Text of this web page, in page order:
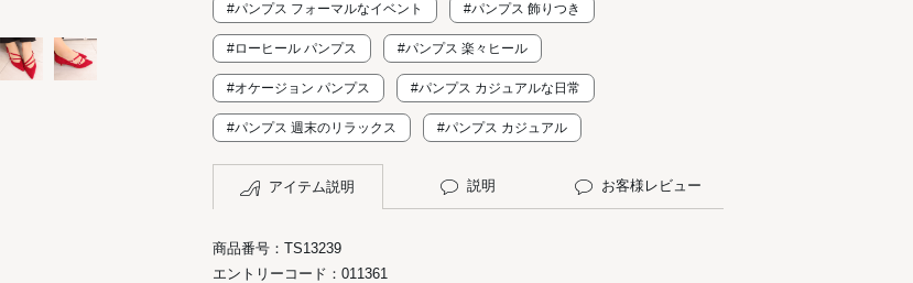
#パンプス フォーマルなイベント #パンプス 飾りつき
#ローヒール パンプス #パンプス 楽々ヒール
#オケージョン パンプス #パンプス カジュアルな日常
#パンプス 週末のリラックス #パンプス カジュアル
アイテム説明 説明 お客様レビュー
商品番号：TS13239
エントリーコード：011361